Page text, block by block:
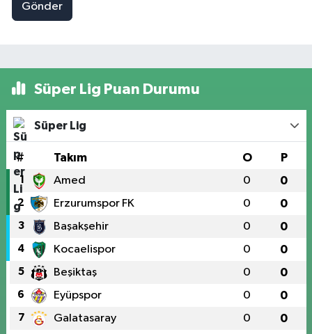
Gönder
Süper Lig Puan Durumu
Süper Lig
# Takım O P
1 Amed 0 0
2 Erzurumspor FK 0 0
3 Başakşehir 0 0
4 Kocaelispor 0 0
5 Beşiktaş 0 0
6 Eyüpspor 0 0
7 Galatasaray 0 0